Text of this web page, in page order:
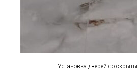
Установка дверей со